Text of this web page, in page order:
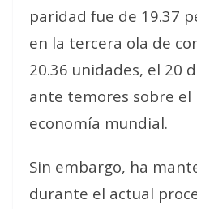
paridad fue de 19.37
en la tercera ola de
20.36 unidades, el 20
ante temores sobre el
economía mundial.
Sin embargo, ha
durante el actual